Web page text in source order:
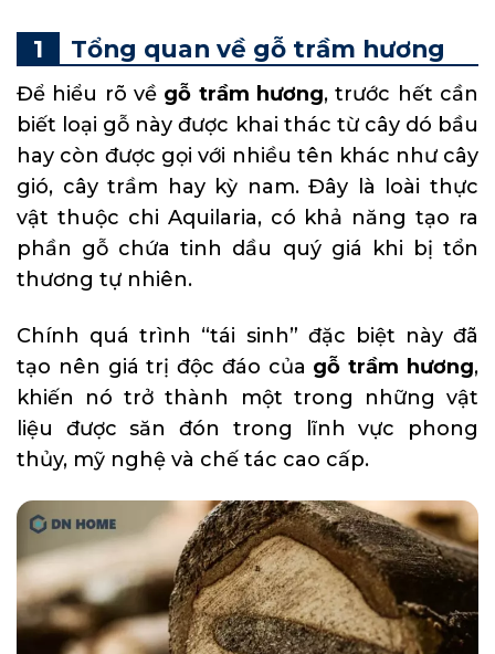
Tổng quan về gỗ trầm hương
Để hiểu rõ về gỗ trầm hương, trước hết cần
biết loại gỗ này được khai thác từ cây dó bầu
hay còn được gọi với nhiều tên khác như cây
gió, cây trầm hay kỳ nam. Đây là loài thực
vật thuộc chi Aquilaria, có khả năng tạo ra
phần gỗ chứa tinh dầu quý giá khi bị tổn
thương tự nhiên.
Chính quá trình “tái sinh” đặc biệt này đã
tạo nên giá trị độc đáo của gỗ trầm hương,
khiến nó trở thành một trong những vật
liệu được săn đón trong lĩnh vực phong
thủy, mỹ nghệ và chế tác cao cấp.